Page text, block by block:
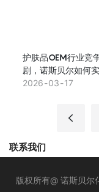
护肤品OEM行业竞
剧，诺斯贝尔如何实
突围
2026 03 17
联系我们
版权所有@ 诺斯贝尔